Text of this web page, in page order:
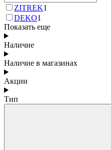
ZITREK1
DEKO1
Показать еще
Наличие
Наличие в магазинах
Акции
Тип